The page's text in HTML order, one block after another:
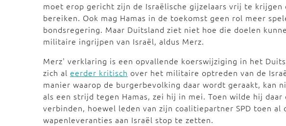
moet erop gericht zijn de Israëlische gijzelaars vrij te krijgen
bereiken. Ook mag Hamas in de toekomst geen rol meer
bondsregering. Maar Duitsland ziet niet hoe die doelen
militaire ingrijpen van Israël, aldus Merz.
Merz' verklaring is een opvallende koerswijziging in het
zich al eerder kritisch over het militaire optreden van de
manier waarop de burgerbevolking daar wordt geraakt, kan
als een strijd tegen Hamas, zei hij in mei. Toen wilde hij daar
verbinden, hoewel leden van zijn coalitiepartner SPD toen al
wapenleveranties aan Israël stop te zetten.